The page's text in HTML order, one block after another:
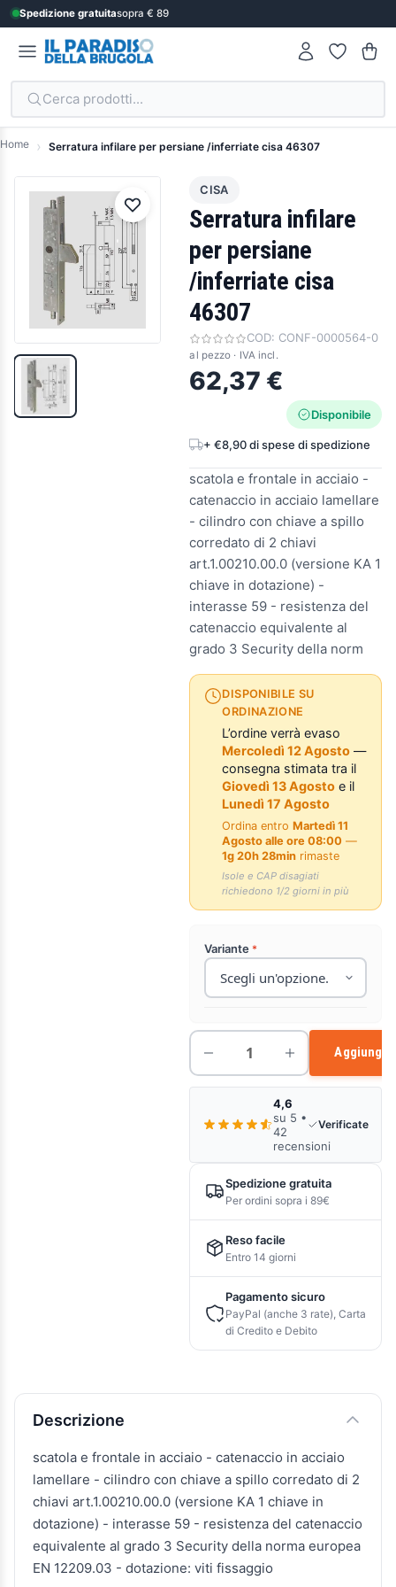
Spedizione gratuitasopra € 89
Cerca prodotti...
Home Serratura infilare per persiane /inferriate cisa 46307
CISA
Serratura infilare
per persiane
/inferriate cisa
46307
COD: CONF-0000564-0
al pezzo · IVA incl.
62,37 €
Disponibile
+ €8,90 di spese di spedizione
scatola e frontale in acciaio -
catenaccio in acciaio lamellare
- cilindro con chiave a spillo
corredato di 2 chiavi
art.1.00210.00.0 (versione KA 1
chiave in dotazione) -
interasse 59 - resistenza del
catenaccio equivalente al
grado 3 Security della norm
DISPONIBILE SU
ORDINAZIONE
L’ordine verrà evaso
Mercoledì 12 Agosto —
consegna stimata tra il
Giovedì 13 Agosto e il
Lunedì 17 Agosto
Ordina entroMartedì 11
Agosto alle ore 08:00 —
1g 20h 28min rimaste
Isole e CAP disagiati
richiedono 1/2 giorni in più
Variante
Aggiungi
4,6
su 5 •
42
recensioni
Verificate
Spedizione gratuita
Per ordini sopra i 89€
Reso facile
Entro 14 giorni
Pagamento sicuro
PayPal (anche 3 rate), Carta
di Credito e Debito
Descrizione e caratteristiche
Descrizione
scatola e frontale in acciaio - catenaccio in acciaio
lamellare - cilindro con chiave a spillo corredato di 2
chiavi art.1.00210.00.0 (versione KA 1 chiave in
dotazione) - interasse 59 - resistenza del catenaccio
equivalente al grado 3 Security della norma europea
EN 12209.03 - dotazione: viti fissaggio